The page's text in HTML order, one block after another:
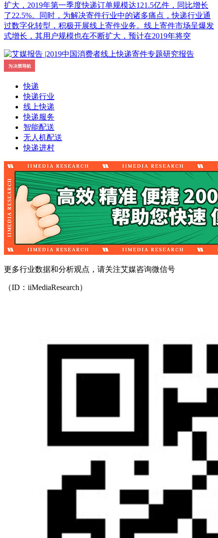
扩大，2019年第一季度快递订单规模达121.5亿件，同比增长
了22.5%。同时，为解决寄件行业中的诸多痛点，快递行业通
过数字化转型，积极开展线上寄件业务。线上寄件市场呈爆发
式增长，其用户规模也在不断扩大，预计在2019年将突
快递
快递行业
线上快递
快递服务
智能配送
无人机配送
快递进村
更多行业数据和分析观点，请关注艾媒咨询微信号
（ID：iiMediaResearch）